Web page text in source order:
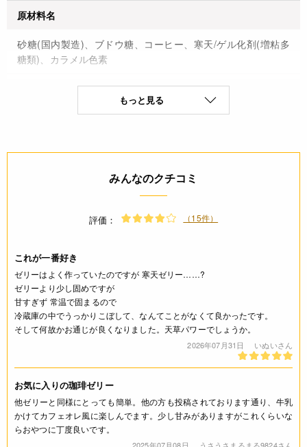
原材料名
砂糖(国内製造)、ブドウ糖、コーヒー、寒天/ゲル化剤(増粘多
糖類)、カラメル色素
保存方法(未開封)
直射日光、温度、湿度の高いところをさけて保存して下さい。
コンタミネーション
* 本品製造工場では、卵・小麦・乳を含む製品も製造していま
す。(特定原材料8品目中)
(製品1袋(125g)あたり) エネルギー 423kcal たんぱく質 1.5g
脂質 0.0g 炭水化物 116.5g 食塩相当量 0.01g *この表示値
は、目安です。
もっと見る
みんなのクチコミ
評価： （15件）
これが一番好き
ゼリーはよく作っていたのですが 寒天ゼリー……?
ゼリーより少し固めですが
甘すぎず 常温で固まるので
冷蔵庫の中でうっかりこぼして、なんてことがなくて良かったです。
そして何故かお通じが良くなりました。天草パワーでしょうか。
2026年07月31日 いぬいさん
お気に入りの珈琲ゼリー
他ゼリーと同様にとっても簡単。他の方も投稿されております通り、牛乳
かけてカフェオレ風に楽しんでます。少し甘みがありますがこれくらいな
らおやつに丁度良いです。